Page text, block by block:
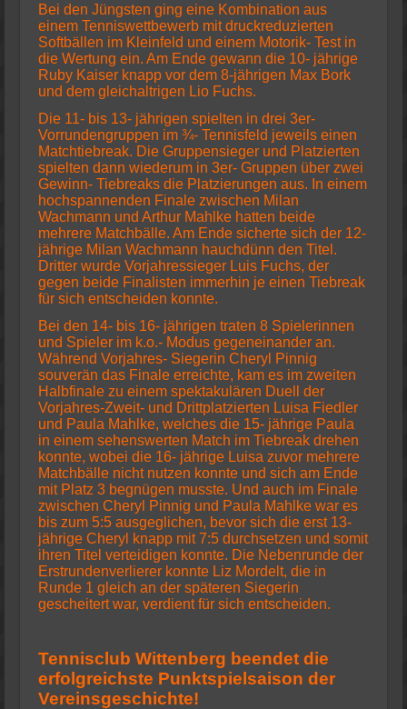
Bei den Jüngsten ging eine Kombination aus
einem Tenniswettbewerb mit druckreduzierten
Softbällen im Kleinfeld und einem Motorik- Test in
die Wertung ein. Am Ende gewann die 10- jährige
Ruby Kaiser knapp vor dem 8-jährigen Max Bork
und dem gleichaltrigen Lio Fuchs.
Die 11- bis 13- jährigen spielten in drei 3er-
Vorrundengruppen im ¾- Tennisfeld jeweils einen
Matchtiebreak. Die Gruppensieger und Platzierten
spielten dann wiederum in 3er- Gruppen über zwei
Gewinn- Tiebreaks die Platzierungen aus. In einem
hochspannenden Finale zwischen Milan
Wachmann und Arthur Mahlke hatten beide
mehrere Matchbälle. Am Ende sicherte sich der 12-
jährige Milan Wachmann hauchdünn den Titel.
Dritter wurde Vorjahressieger Luis Fuchs, der
gegen beide Finalisten immerhin je einen Tiebreak
für sich entscheiden konnte.
Bei den 14- bis 16- jährigen traten 8 Spielerinnen
und Spieler im k.o.- Modus gegeneinander an.
Während Vorjahres- Siegerin Cheryl Pinnig
souverän das Finale erreichte, kam es im zweiten
Halbfinale zu einem spektakulären Duell der
Vorjahres-Zweit- und Drittplatzierten Luisa Fiedler
und Paula Mahlke, welches die 15- jährige Paula
in einem sehenswerten Match im Tiebreak drehen
konnte, wobei die 16- jährige Luisa zuvor mehrere
Matchbälle nicht nutzen konnte und sich am Ende
mit Platz 3 begnügen musste. Und auch im Finale
zwischen Cheryl Pinnig und Paula Mahlke war es
bis zum 5:5 ausgeglichen, bevor sich die erst 13-
jährige Cheryl knapp mit 7:5 durchsetzen und somit
ihren Titel verteidigen konnte. Die Nebenrunde der
Erstrundenverlierer konnte Liz Mordelt, die in
Runde 1 gleich an der späteren Siegerin
gescheitert war, verdient für sich entscheiden.
Tennisclub Wittenberg beendet die
erfolgreichste Punktspielsaison der
Vereinsgeschichte!